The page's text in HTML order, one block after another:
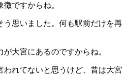
ですからね。
う思いました。何も駅前だけを再
大宮にあるのですからね。
われてないと思うけど、昔は大宮